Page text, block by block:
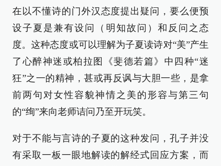
在以不懂诗的门外汉态度提出疑问，要么便预
设子夏是兼有设问（明知故问）和反问之态
度。这种态度或可以理解为子夏读诗对“美”产生
了心醉神迷或柏拉图《斐德若篇》中四种“迷
狂”之一的精神，甚或再反讽与大胆一些，是拿
前两句对女性容貌神情之美的形容与第三句
的“绚”来向老师诘问乃至开玩笑。
对于不能与言诗的子夏的这种发问，孔子并没
有采取一板一眼地解读的解经式回应方案，而